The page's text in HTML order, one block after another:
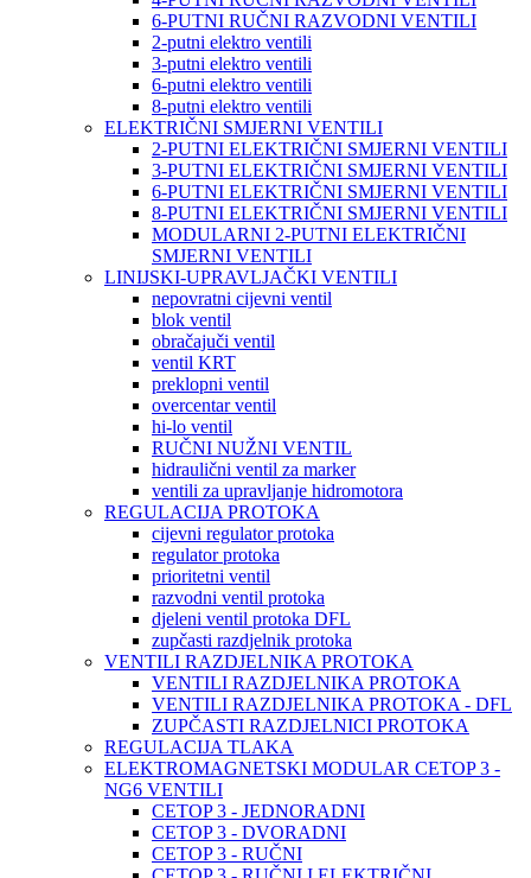
6-PUTNI RUČNI RAZVODNI VENTILI
2-putni elektro ventili
3-putni elektro ventili
6-putni elektro ventili
8-putni elektro ventili
ELEKTRIČNI SMJERNI VENTILI
2-PUTNI ELEKTRIČNI SMJERNI VENTILI
3-PUTNI ELEKTRIČNI SMJERNI VENTILI
6-PUTNI ELEKTRIČNI SMJERNI VENTILI
8-PUTNI ELEKTRIČNI SMJERNI VENTILI
MODULARNI 2-PUTNI ELEKTRIČNI
SMJERNI VENTILI
LINIJSKI-UPRAVLJAČKI VENTILI
nepovratni cijevni ventil
blok ventil
obračajuči ventil
ventil KRT
preklopni ventil
overcentar ventil
hi-lo ventil
RUČNI NUŽNI VENTIL
hidraulični ventil za marker
ventili za upravljanje hidromotora
REGULACIJA PROTOKA
cijevni regulator protoka
regulator protoka
prioritetni ventil
razvodni ventil protoka
djeleni ventil protoka DFL
zupčasti razdjelnik protoka
VENTILI RAZDJELNIKA PROTOKA
VENTILI RAZDJELNIKA PROTOKA
VENTILI RAZDJELNIKA PROTOKA - DFL
ZUPČASTI RAZDJELNICI PROTOKA
REGULACIJA TLAKA
ELEKTROMAGNETSKI MODULAR CETOP 3 -
NG6 VENTILI
CETOP 3 - JEDNORADNI
CETOP 3 - DVORADNI
CETOP 3 - RUČNI